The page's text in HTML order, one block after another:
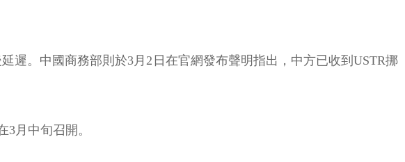
遲。中國商務部則於3月2日在官網發布聲明指出，中方已收到USTR挪
月中旬召開。